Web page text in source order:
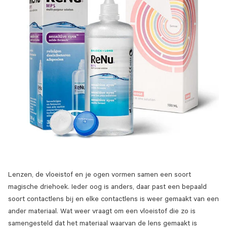
Lenzen, de vloeistof en je ogen vormen samen een soort
magische driehoek. Ieder oog is anders, daar past een bepaald
soort contactlens bij en elke contactlens is weer gemaakt van een
ander materiaal. Wat weer vraagt om een vloeistof die zo is
samengesteld dat het materiaal waarvan de lens gemaakt is